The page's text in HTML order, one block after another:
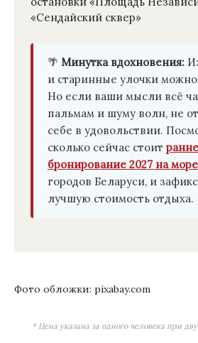
«Сендайский сквер»
🌴 Минутка вдохновения:
и старинные улочки
Но если ваши мысли всё
пальмам и шуму волн, не
себе в удовольствии.
сколько сейчас стоит
бронирование 2027 на море
городов Беларуси, и
лучшую стоимость отдыха.
Фото обложки: pixabay.com
* Цена указана за одного человека при